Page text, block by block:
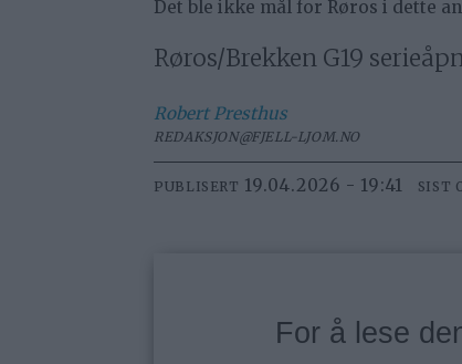
Det ble ikke mål for Røros i dette
Røros/Brekken G19
Robert Presthus
REDAKSJON@FJELL-LJOM.NO
PUBLISERT 19.04.2026 - 19:41 SIST
For å lese